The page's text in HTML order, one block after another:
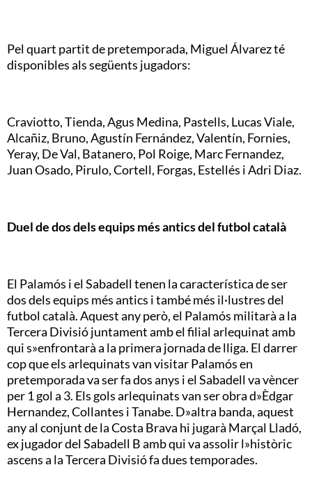
Pel quart partit de pretemporada, Miguel Álvarez té
disponibles als següents jugadors:
Craviotto, Tienda, Agus Medina, Pastells, Lucas Viale,
Alcañiz, Bruno, Agustín Fernández, Valentín, Fornies,
Yeray, De Val, Batanero, Pol Roige, Marc Fernandez,
Juan Osado, Pirulo, Cortell, Forgas, Estellés i Adri Diaz.
Duel de dos dels equips més antics del futbol català
El Palamós i el Sabadell tenen la característica de ser
dos dels equips més antics i també més il·lustres del
futbol català. Aquest any però, el Palamós militarà a la
Tercera Divisió juntament amb el filial arlequinat amb
qui s»enfrontarà a la primera jornada de lliga. El darrer
cop que els arlequinats van visitar Palamós en
pretemporada va ser fa dos anys i el Sabadell va vèncer
per 1 gol a 3. Els gols arlequinats van ser obra d»Èdgar
Hernandez, Collantes i Tanabe. D»altra banda, aquest
any al conjunt de la Costa Brava hi jugarà Marçal Lladó,
ex jugador del Sabadell B amb qui va assolir l»històric
ascens a la Tercera Divisió fa dues temporades.